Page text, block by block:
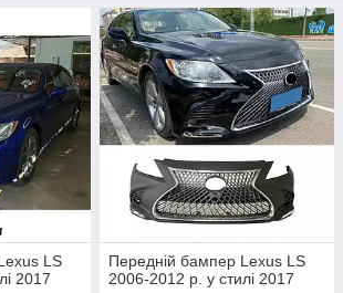
LS
2017
Передній бампер Lexus LS
2006-2012 р. у стилі 2017